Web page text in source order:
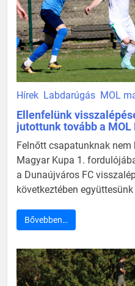
Hírek Labdarúgás MOL
Ellenfelünk
jutottunk tovább a MOL
Felnőtt csapatunknak nem
Magyar Kupa 1.
a Dunaújváros FC
következtében együttesünk
Bővebben…